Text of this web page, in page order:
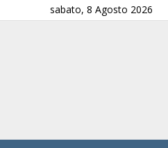
sabato, 8 Agosto 2026